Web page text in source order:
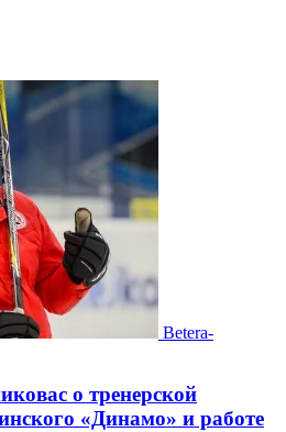
Betera-
о тренерской
«Динамо» и работе